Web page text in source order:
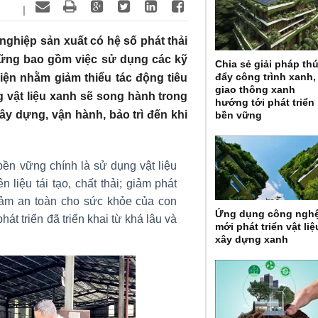
|
sản xuất có hệ số phát thải
bao gồm việc sử dụng các kỹ
nhằm giảm thiểu tác động tiêu
liệu xanh sẽ song hành trong
dựng, vận hành, bảo trì đến khi
vững chính là sử dụng vật liệu
liệu tái tạo, chất thải; giảm phát
an toàn cho sức khỏe của con
triển đã triển khai từ khá lâu và
Chia sẻ giải pháp
đẩy công trình xanh,
giao thông xanh
hướng tới phát triển
bền vững
Ứng dụng công
mới phát triển vật
xây dựng xanh